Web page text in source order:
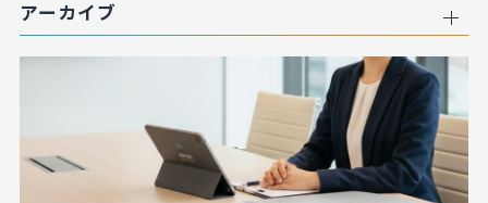
アーカイブ